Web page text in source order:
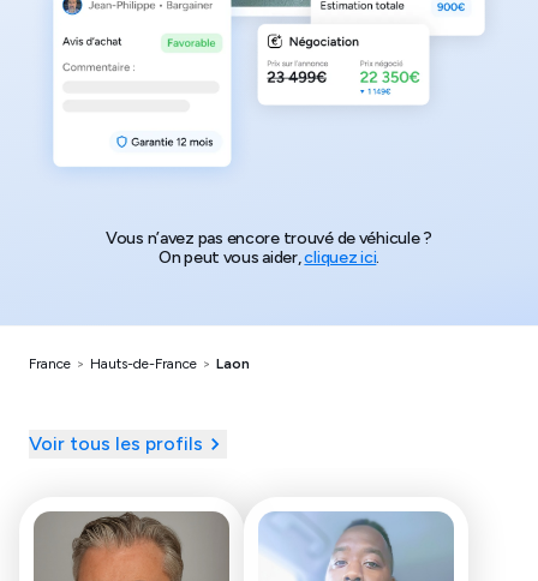
Vous n’avez pas encore trouvé de véhicule ?
On peut vous aider,cliquez ici.
France > Hauts-de-France > Laon
Voir tous les profils